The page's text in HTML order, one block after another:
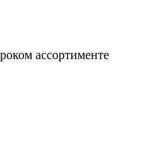
ассортименте